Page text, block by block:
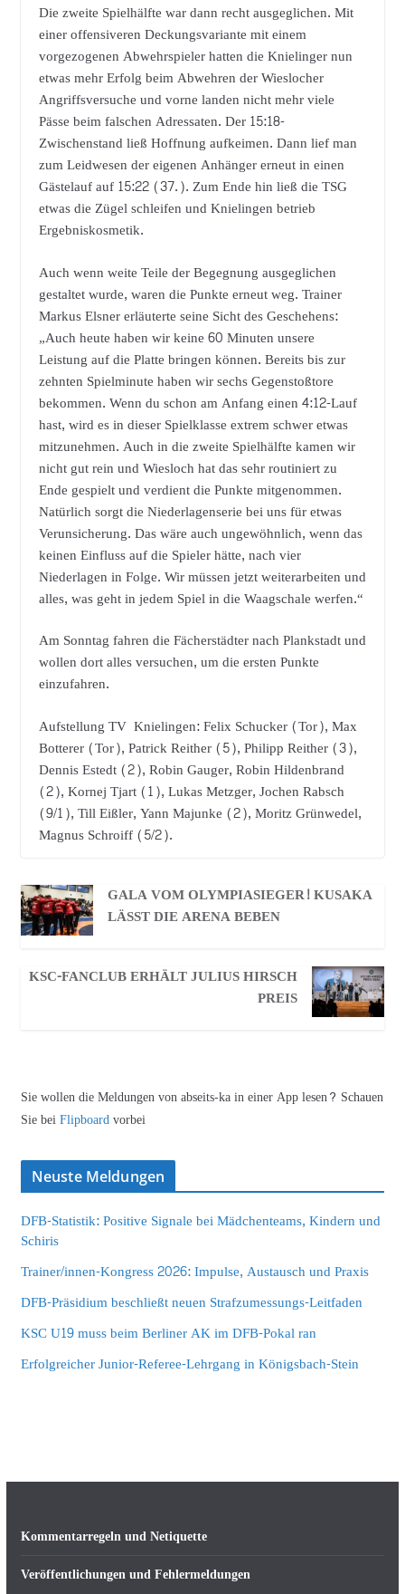
Die zweite Spielhälfte war dann recht ausgeglichen. Mit
einer offensiveren Deckungsvariante mit einem
vorgezogenen Abwehrspieler hatten die Knielinger nun
etwas mehr Erfolg beim Abwehren der Wieslocher
Angriffsversuche und vorne landen nicht mehr viele
Pässe beim falschen Adressaten. Der 15:18-
Zwischenstand ließ Hoffnung aufkeimen. Dann lief man
zum Leidwesen der eigenen Anhänger erneut in einen
Gästelauf auf 15:22 (37.). Zum Ende hin ließ die TSG
etwas die Zügel schleifen und Knielingen betrieb
Ergebniskosmetik.
Auch wenn weite Teile der Begegnung ausgeglichen
gestaltet wurde, waren die Punkte erneut weg. Trainer
Markus Elsner erläuterte seine Sicht des Geschehens:
„Auch heute haben wir keine 60 Minuten unsere
Leistung auf die Platte bringen können. Bereits bis zur
zehnten Spielminute haben wir sechs Gegenstoßtore
bekommen. Wenn du schon am Anfang einen 4:12-Lauf
hast, wird es in dieser Spielklasse extrem schwer etwas
mitzunehmen. Auch in die zweite Spielhälfte kamen wir
nicht gut rein und Wiesloch hat das sehr routiniert zu
Ende gespielt und verdient die Punkte mitgenommen.
Natürlich sorgt die Niederlagenserie bei uns für etwas
Verunsicherung. Das wäre auch ungewöhnlich, wenn das
keinen Einfluss auf die Spieler hätte, nach vier
Niederlagen in Folge. Wir müssen jetzt weiterarbeiten und
alles, was geht in jedem Spiel in die Waagschale werfen.“
Am Sonntag fahren die Fächerstädter nach Plankstadt und
wollen dort alles versuchen, um die ersten Punkte
einzufahren.
Aufstellung TV Knielingen: Felix Schucker (Tor), Max
Botterer (Tor), Patrick Reither (5), Philipp Reither (3),
Dennis Estedt (2), Robin Gauger, Robin Hildenbrand
(2), Kornej Tjart (1), Lukas Metzger, Jochen Rabsch
(9/1), Till Eißler, Yann Majunke (2), Moritz Grünwedel,
Magnus Schroiff (5/2).
GALA VOM OLYMPIASIEGER! KUSAKA
LÄSST DIE ARENA BEBEN
KSC-FANCLUB ERHÄLT JULIUS HIRSCH
PREIS
Sie wollen die Meldungen von abseits-ka in einer App lesen? Schauen
Sie beiFlipboardvorbei
Neuste Meldungen
DFB-Statistik: Positive Signale bei Mädchenteams, Kindern und
Schiris
Trainer/innen-Kongress 2026: Impulse, Austausch und Praxis
DFB-Präsidium beschließt neuen Strafzumessungs-Leitfaden
KSC U19 muss beim Berliner AK im DFB-Pokal ran
Erfolgreicher Junior-Referee-Lehrgang in Königsbach-Stein
Kommentarregeln und Netiquette
Veröffentlichungen und Fehlermeldungen